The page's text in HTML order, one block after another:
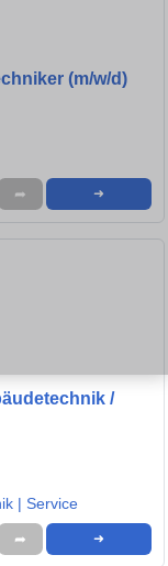
(m/w/d)
➦ ➜
/
| Service
➦ ➜